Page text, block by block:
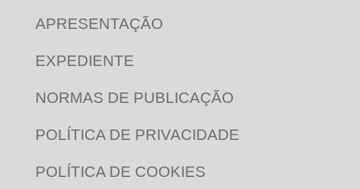
APRESENTAÇÃO
EXPEDIENTE
NORMAS DE PUBLICAÇÃO
POLÍTICA DE PRIVACIDADE
POLÍTICA DE COOKIES